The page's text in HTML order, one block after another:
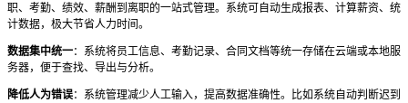
职、考勤、绩效、薪酬到离职的一站式管理。系统可自动生成报表、计算薪资、统
计数据，极大节省人力时间。
数据集中统一：系统将员工信息、考勤记录、合同文档等统一存储在云端或本地服
务器，便于查找、导出与分析。
降低人为错误：系统管理减少人工输入，提高数据准确性。比如系统自动判断迟到